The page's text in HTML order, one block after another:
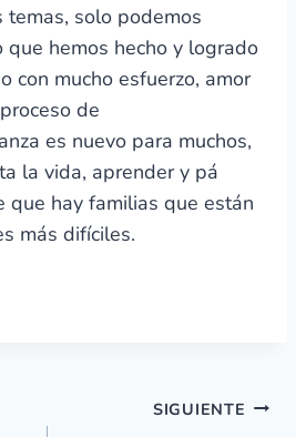
temas, solo podemos
hemos hecho y logrado
con mucho esfuerzo, amor
de
es nuevo para muchos,
la vida, aprender y pá
que hay familias que están
más difíciles.
SIGUIENTE